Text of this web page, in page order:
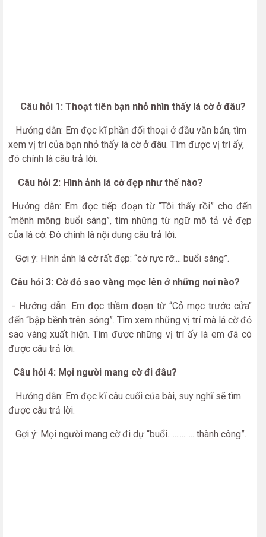
Câu hỏi 1: Thoạt tiên bạn nhỏ nhìn thấy lá cờ ở đâu?
Hướng dẫn: Em đọc kĩ phần đối thoại ở đầu văn bản, tìm
xem vị trí của bạn nhỏ thấy lá cờ ở đâu. Tìm được vị trí ấy,
đó chính là câu trả lời.
Câu hỏi 2: Hình ảnh lá cờ đẹp như thế nào?
Hướng dẫn: Em đọc tiếp đoạn từ “Tôi thấy rồi” cho đến
“mênh mông buổi sáng”, tìm những từ ngữ mô tả vẻ đẹp
của lá cờ. Đó chính là nội dung câu trả lời.
Gợi ý: Hình ảnh lá cờ rất đẹp: “cờ rực rỡ.... buổi sáng”.
Câu hỏi 3: Cờ đỏ sao vàng mọc lên ở những nơi nào?
- Hướng dẫn: Em đọc thầm đoạn từ “Cỏ mọc trước cửa"
đến “bập bềnh trên sóng”. Tìm xem những vị trí mà lá cờ đỏ
sao vàng xuất hiện. Tìm được những vị trí ấy là em đã có
được câu trả lời.
Câu hỏi 4: Mọi người mang cờ đi đâu?
Hướng dẫn: Em đọc kĩ câu cuối của bài, suy nghĩ sẽ tìm
được câu trả lời.
Gợi ý: Mọi người mang cờ đi dự “buổi............... thành công”.